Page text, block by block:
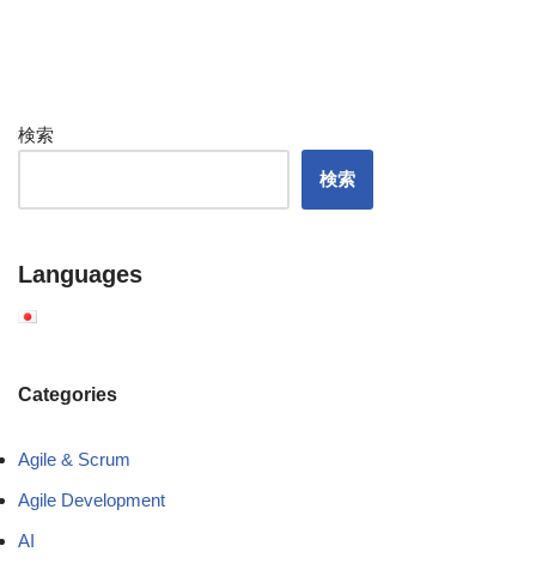
検索
検索
Languages
Categories
Agile & Scrum
Agile Development
AI